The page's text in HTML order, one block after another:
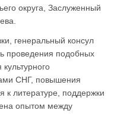
округа, Заслуженный
генеральный консул
проведения подобных
СНГ, повышения
к литературе, поддержки
опытом между